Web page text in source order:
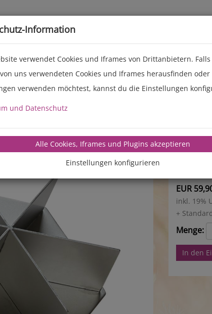
aus
EUR
inkl. 19%
+
Menge:
In den
Information
verwendet Cookies und Iframes von Drittanbietern.
uns verwendeten Cookies und Iframes herausfinden oder
verwenden möchtest, kannst du die Einstellungen
und Datenschutz
Alle Cookies, Iframes und Plugins akzeptieren
Einstellungen konfigurieren